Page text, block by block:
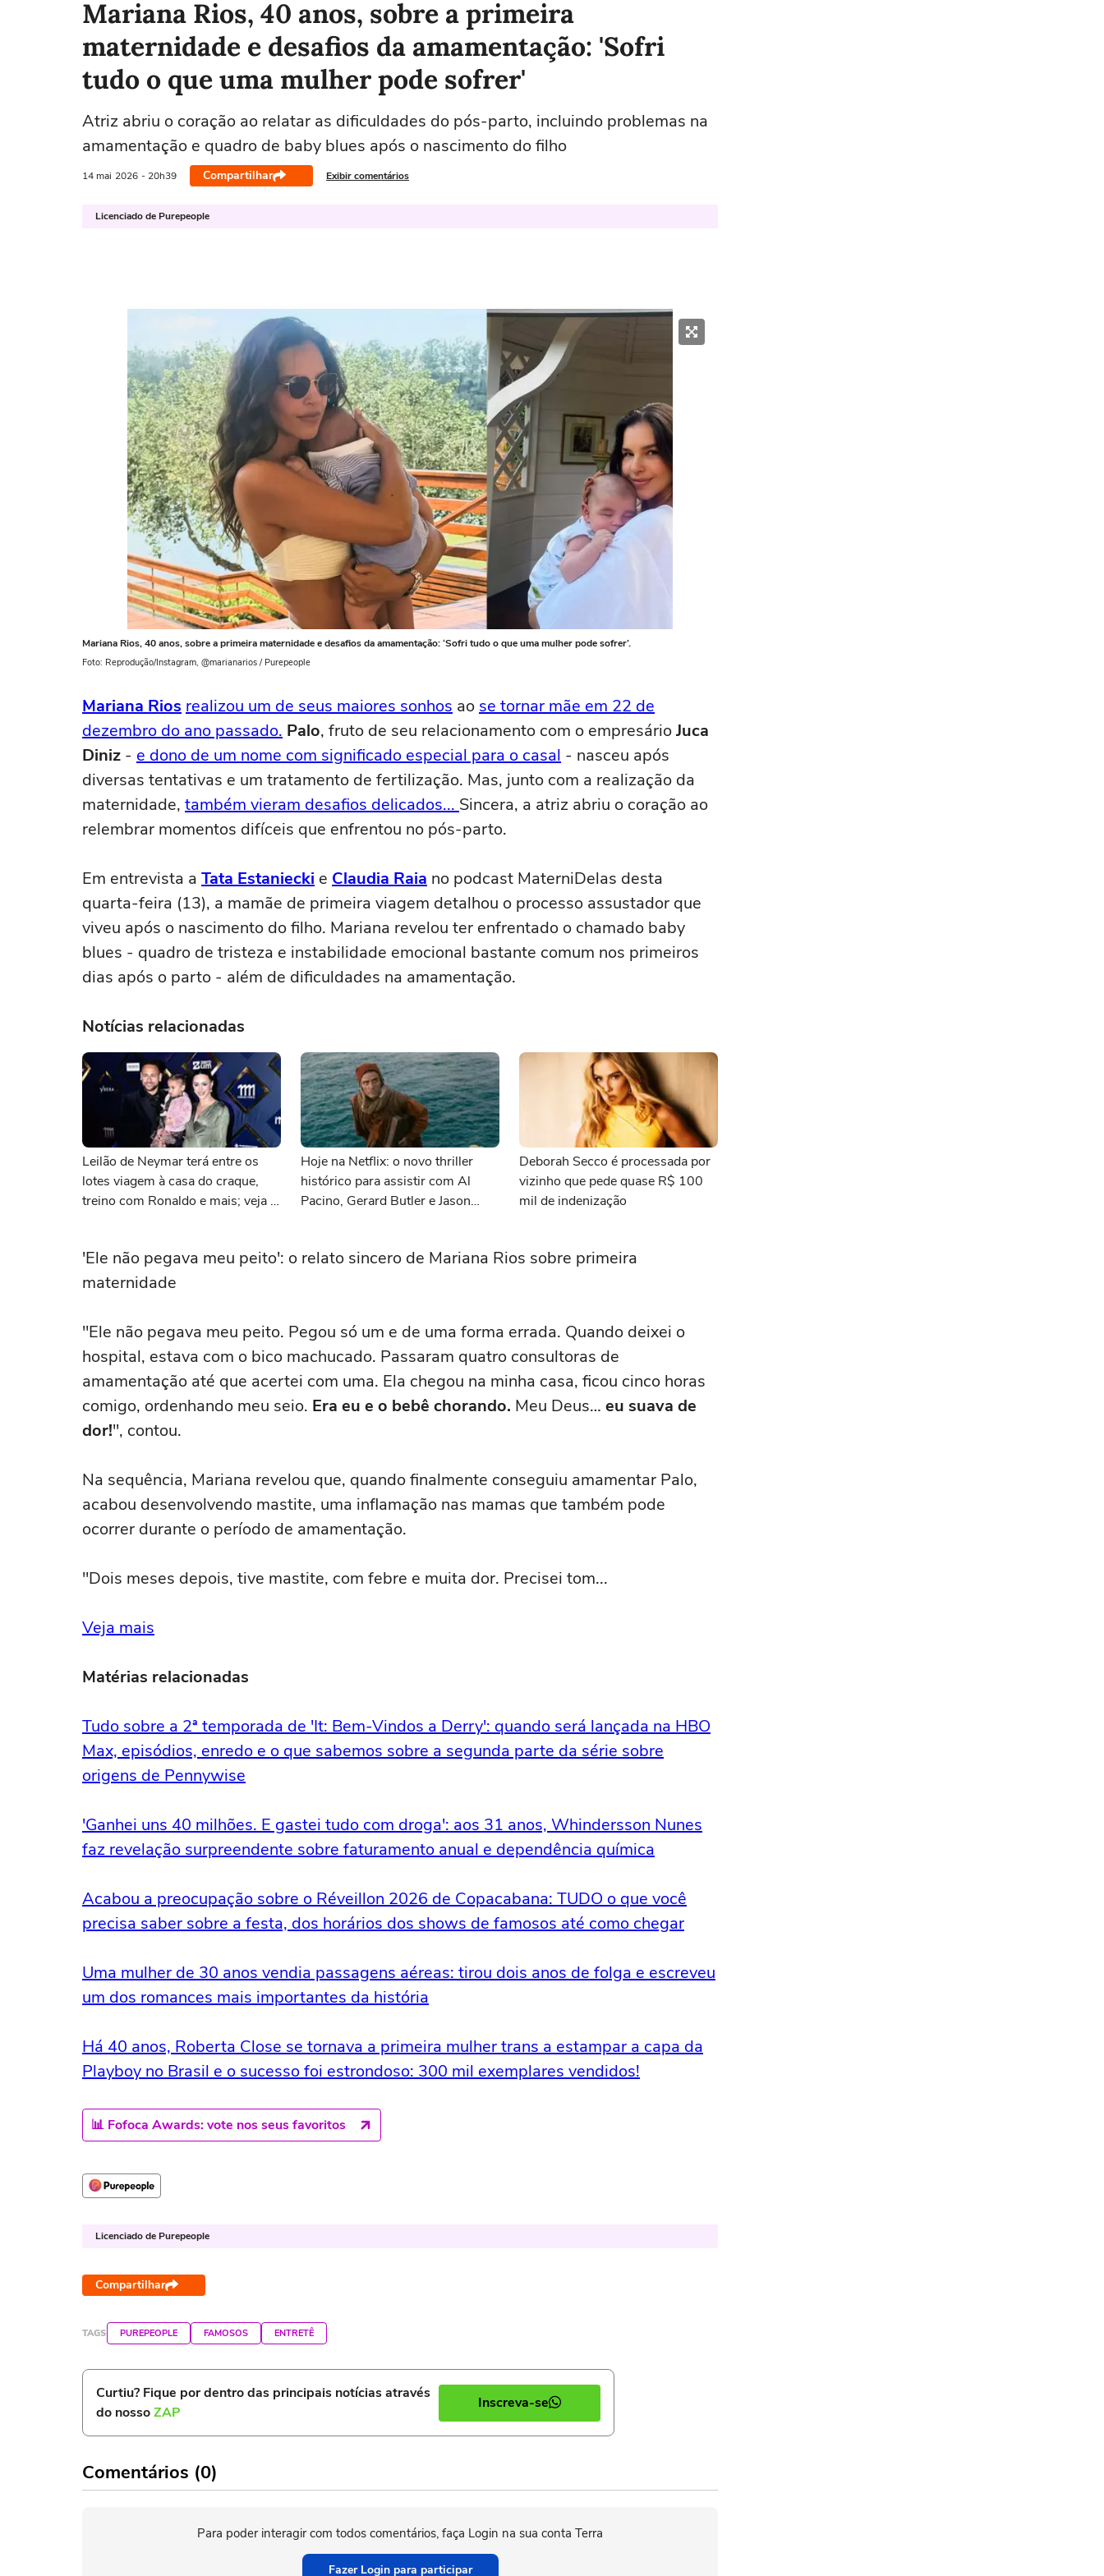
Mariana Rios, 40 anos, sobre a primeira
maternidade e desafios da amamentação: 'Sofri
tudo o que uma mulher pode sofrer'
Atriz abriu o coração ao relatar as dificuldades do pós-parto, incluindo problemas na
amamentação e quadro de baby blues após o nascimento do filho
14 mai 2026 - 20h39 Compartilhar Exibir comentários
Licenciado de Purepeople
Mariana Rios, 40 anos, sobre a primeira maternidade e desafios da amamentação: ‘Sofri tudo o que uma mulher pode sofrer’.
Foto: Reprodução/Instagram, @marianarios / Purepeople
Mariana Rios realizou um de seus maiores sonhos ao se tornar mãe em 22 de
dezembro do ano passado. Palo, fruto de seu relacionamento com o empresárioJuca
Diniz - e dono de um nome com significado especial para o casal - nasceu após
diversas tentativas e um tratamento de fertilização. Mas, junto com a realização da
maternidade, também vieram desafios delicados... Sincera, a atriz abriu o coração ao
relembrar momentos difíceis que enfrentou no pós-parto.
Em entrevista a Tata Estaniecki e Claudia Raia no podcast MaterniDelas desta
quarta-feira (13), a mamãe de primeira viagem detalhou o processo assustador que
viveu após o nascimento do filho. Mariana revelou ter enfrentado o chamado baby
blues - quadro de tristeza e instabilidade emocional bastante comum nos primeiros
dias após o parto - além de dificuldades na amamentação.
Notícias relacionadas
Leilão de Neymar terá entre os
lotes viagem à casa do craque,
treino com Ronaldo e mais; veja a
Hoje na Netflix: o novo thriller
histórico para assistir com Al
Pacino, Gerard Butler e Jason
Deborah Secco é processada por
vizinho que pede quase R$ 100
mil de indenização
'Ele não pegava meu peito': o relato sincero de Mariana Rios sobre primeira
maternidade
"Ele não pegava meu peito. Pegou só um e de uma forma errada. Quando deixei o
hospital, estava com o bico machucado. Passaram quatro consultoras de
amamentação até que acertei com uma. Ela chegou na minha casa, ficou cinco horas
comigo, ordenhando meu seio. Era eu e o bebê chorando. Meu Deus… eu suava de
dor!", contou.
Na sequência, Mariana revelou que, quando finalmente conseguiu amamentar Palo,
acabou desenvolvendo mastite, uma inflamação nas mamas que também pode
ocorrer durante o período de amamentação.
"Dois meses depois, tive mastite, com febre e muita dor. Precisei tom...
Veja mais
Matérias relacionadas
Tudo sobre a 2ª temporada de 'It: Bem-Vindos a Derry': quando será lançada na HBO
Max, episódios, enredo e o que sabemos sobre a segunda parte da série sobre
origens de Pennywise
'Ganhei uns 40 milhões. E gastei tudo com droga': aos 31 anos, Whindersson Nunes
faz revelação surpreendente sobre faturamento anual e dependência química
Acabou a preocupação sobre o Réveillon 2026 de Copacabana: TUDO o que você
precisa saber sobre a festa, dos horários dos shows de famosos até como chegar
Uma mulher de 30 anos vendia passagens aéreas: tirou dois anos de folga e escreveu
um dos romances mais importantes da história
Há 40 anos, Roberta Close se tornava a primeira mulher trans a estampar a capa da
Playboy no Brasil e o sucesso foi estrondoso: 300 mil exemplares vendidos!
📊 Fofoca Awards: vote nos seus favoritos
Licenciado de Purepeople
Compartilhar
TAGS PUREPEOPLE FAMOSOS ENTRETÊ
Curtiu? Fique por dentro das principais notícias através
do nossoZAP
Inscreva-se
Comentários (0)
Para poder interagir com todos comentários, faça Login na sua conta Terra
Fazer Login para participar